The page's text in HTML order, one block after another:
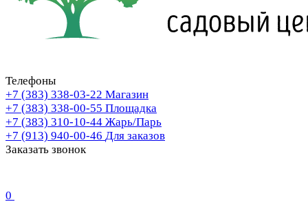
Телефоны
+7 (383) 338-03-22 Магазин
+7 (383) 338-00-55 Площадка
+7 (383) 310-10-44 Жарь/Парь
+7 (913) 940-00-46 Для заказов
Заказать звонок
0